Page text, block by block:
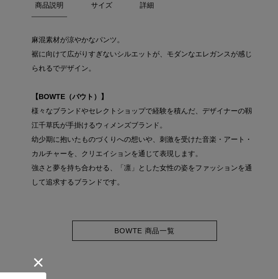
商品説明 サイズ 詳細
麻混素材が涼やかなパンツ。
裾に向けて広がりすぎないシルエットが、モダンなエレガンスが感じ
られるでデザイン。
【BOWTE（バウト）】
様々なブランドやセレクトショップで経験を積んだ、デザイナーの靱
江千草氏が手掛けるウィメンズブランド。
幼少期に抱いたものづくりへの想いや、刺激を受けた音楽・アート・
カルチャーを、クリエイションを通じて表現します。
強さと夢を持ち合わせる、「凛」とした女性の姿をファッションを通
して追求するブランドです。
BOWTE 商品一覧